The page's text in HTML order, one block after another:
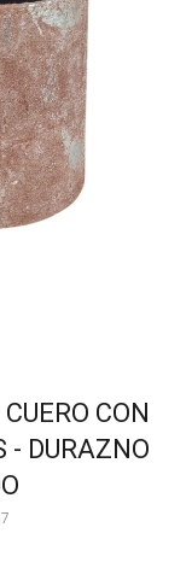
CON
- DURAZNO